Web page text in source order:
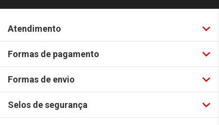
Atendimento
Formas de pagamento
Formas de envio
Selos de segurança